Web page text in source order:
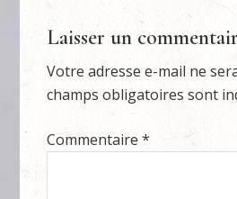
Laisser un
Votre adresse e-mail ne
champs obligatoires sont
Commentaire*